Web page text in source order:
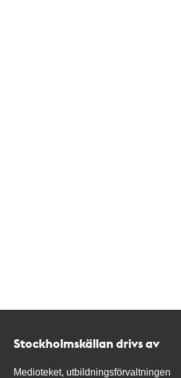
Stockholmskällan drivs av
Medioteket, utbildningsförvaltningen